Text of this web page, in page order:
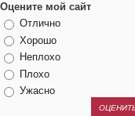
Оцените мой сайт
Отлично
Хорошо
Неплохо
Плохо
Ужасно